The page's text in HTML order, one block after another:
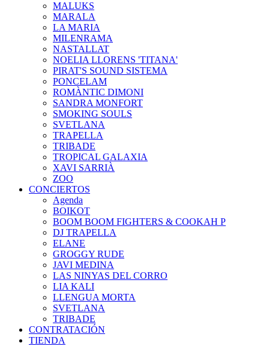
MALUKS
MARALA
LA MARIA
MILENRAMA
NASTALLAT
NOELIA LLORENS 'TITANA'
PIRAT'S SOUND SISTEMA
PONCELAM
ROMÀNTIC DIMONI
SANDRA MONFORT
SMOKING SOULS
SVETLANA
TRAPELLA
TRIBADE
TROPICAL GALAXIA
XAVI SARRIÀ
ZOO
CONCIERTOS
Agenda
BOIKOT
BOOM BOOM FIGHTERS & COOKAH P
DJ TRAPELLA
ELANE
GROGGY RUDE
JAVI MEDINA
LAS NINYAS DEL CORRO
LIA KALI
LLENGUA MORTA
SVETLANA
TRIBADE
CONTRATACIÓN
TIENDA